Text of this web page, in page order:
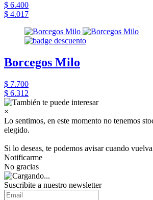
$ 6.400
$ 4.017
Borcegos Milo
$ 7.700
$ 6.312
×
Lo sentimos, en este momento no tenemos
elegido.
Si lo deseas, te podemos avisar cuando
Notificarme
No gracias
Suscribite a nuestro newsletter